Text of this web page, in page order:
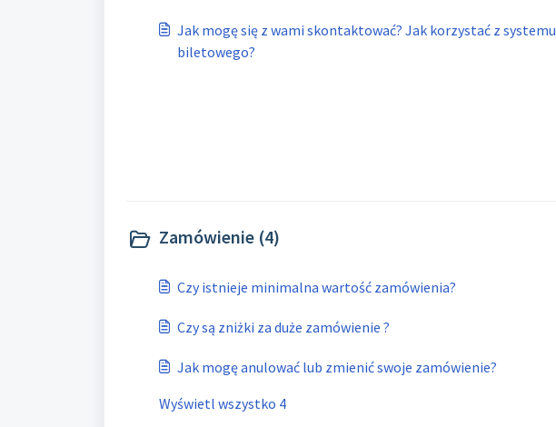
Jak mogę się z wami skontaktować? Jak korzystać z systemu
biletowego?
Zamówienie (4)
Czy istnieje minimalna wartość zamówienia?
Czy są zniżki za duże zamówienie ?
Jak mogę anulować lub zmienić swoje zamówienie?
Wyświetl wszystko 4